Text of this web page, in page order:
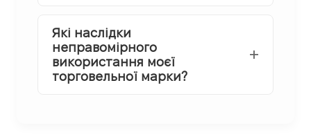
Які наслідки
неправомірного
використання моєї
торговельної марки?